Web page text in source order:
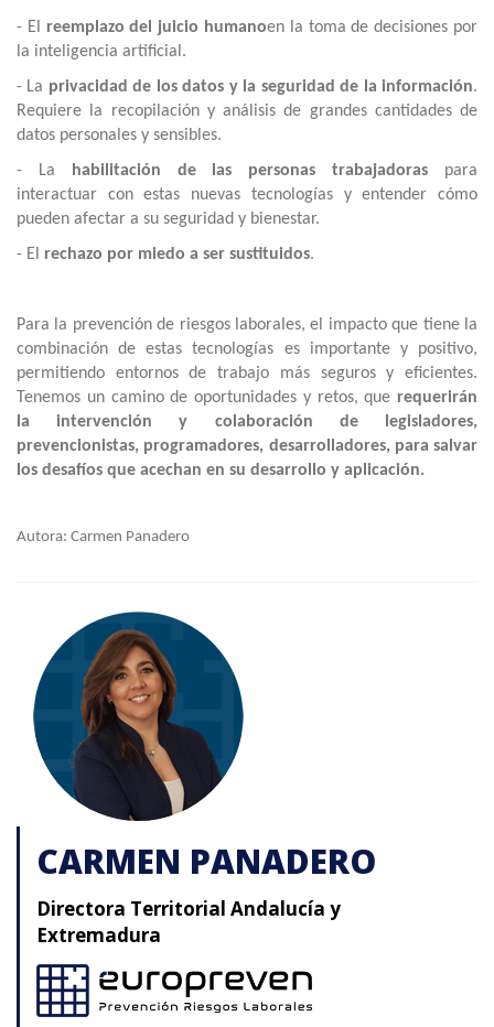
- El reemplazo del juicio humanoen la toma de decisiones por
la inteligencia artificial.
- La privacidad de los datos y la seguridad de la información.
Requiere la recopilación y análisis de grandes cantidades de
datos personales y sensibles.
- La
habilitación de las personas trabajadoras para
interactuar con estas nuevas tecnologías y entender cómo
pueden afectar a su seguridad y bienestar.
- El rechazo por miedo a ser sustituidos.
Para la prevención de riesgos laborales, el impacto que tiene la
combinación de estas tecnologías es importante y positivo,
permitiendo entornos de trabajo más seguros y eficientes.
Tenemos un camino de oportunidades y retos, que requerirán
la intervención y colaboración de legisladores,
prevencionistas, programadores, desarrolladores, para salvar
los desafíos que acechan en su desarrollo y aplicación.
Autora: Carmen Panadero
CARMEN PANADERO
Directora Territorial Andalucía y
Extremadura